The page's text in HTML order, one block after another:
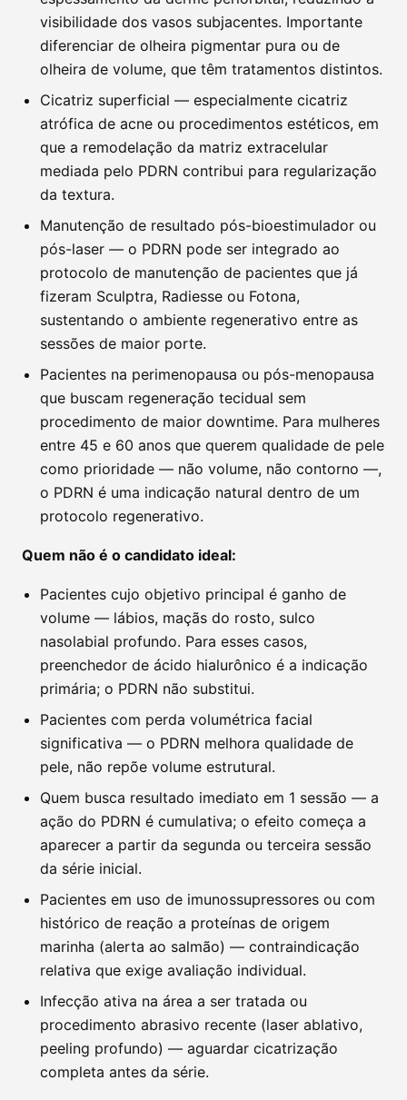
visibilidade dos vasos subjacentes. Importante
diferenciar de olheira pigmentar pura ou de
olheira de volume, que têm tratamentos distintos.
Cicatriz superficial — especialmente cicatriz
atrófica de acne ou procedimentos estéticos, em
que a remodelação da matriz extracelular
mediada pelo PDRN contribui para regularização
da textura.
Manutenção de resultado pós-bioestimulador ou
pós-laser — o PDRN pode ser integrado ao
protocolo de manutenção de pacientes que já
fizeram Sculptra, Radiesse ou Fotona,
sustentando o ambiente regenerativo entre as
sessões de maior porte.
Pacientes na perimenopausa ou pós-menopausa
que buscam regeneração tecidual sem
procedimento de maior downtime. Para mulheres
entre 45 e 60 anos que querem qualidade de pele
como prioridade — não volume, não contorno —,
o PDRN é uma indicação natural dentro de um
protocolo regenerativo.
Quem não é o candidato ideal:
Pacientes cujo objetivo principal é ganho de
volume — lábios, maçãs do rosto, sulco
nasolabial profundo. Para esses casos,
preenchedor de ácido hialurônico é a indicação
primária; o PDRN não substitui.
Pacientes com perda volumétrica facial
significativa — o PDRN melhora qualidade de
pele, não repõe volume estrutural.
Quem busca resultado imediato em 1 sessão — a
ação do PDRN é cumulativa; o efeito começa a
aparecer a partir da segunda ou terceira sessão
da série inicial.
Pacientes em uso de imunossupressores ou com
histórico de reação a proteínas de origem
marinha (alerta ao salmão) — contraindicação
relativa que exige avaliação individual.
Infecção ativa na área a ser tratada ou
procedimento abrasivo recente (laser ablativo,
peeling profundo) — aguardar cicatrização
completa antes da série.